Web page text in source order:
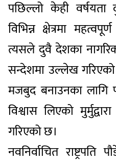
पछिल्लो केही
विभिन्न क्षेत्रमा
त्यसले दुवै देशका
सन्देशमा उल्लेख गरिएको
मजबुद बनाउनका लागि
विश्वास लिएको
गरिएको छ।
नवनिर्वाचित